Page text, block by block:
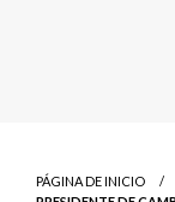
PÁGINA DE INICIO